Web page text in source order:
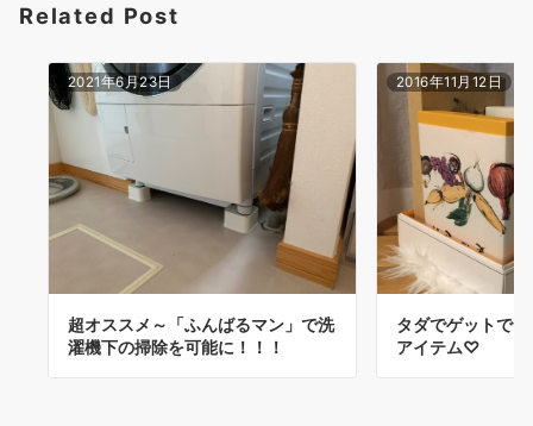
ン
Related Post
2021年6月23日
超オススメ～「ふんばるマン」で洗
濯機下の掃除を可能に！！！
2016年11月12日
タダでゲットで
アイテム♡